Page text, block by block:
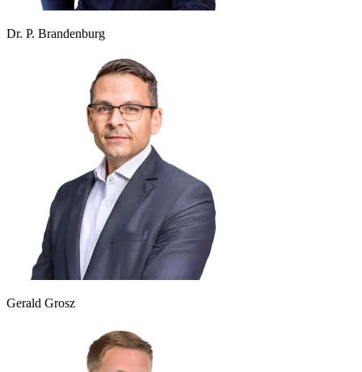
Dr. P. Brandenburg
Gerald Grosz